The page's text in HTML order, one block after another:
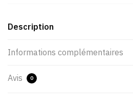
Description
Informations complémentaires
Avis 0